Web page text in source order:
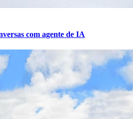
com agente de IA